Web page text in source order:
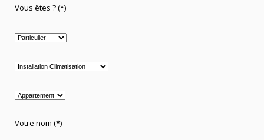
Vous êtes ? (*)
Votre nom (*)